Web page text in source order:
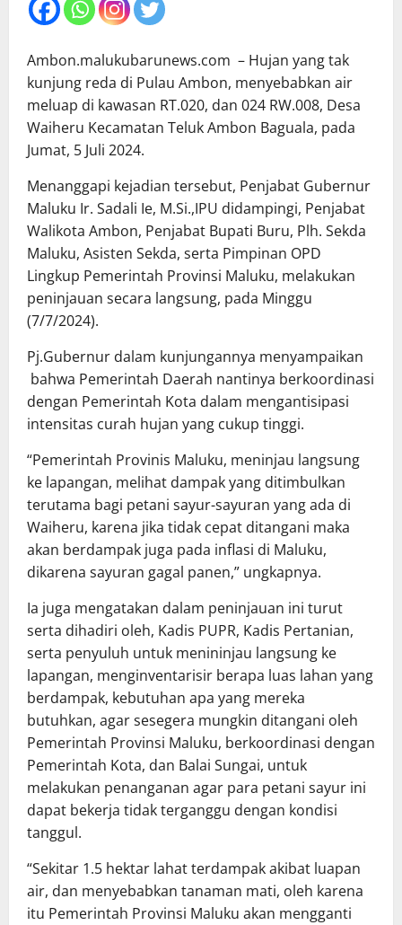
Ambon.malukubarunews.com – Hujan yang tak
kunjung reda di Pulau Ambon, menyebabkan air
meluap di kawasan RT.020, dan 024 RW.008, Desa
Waiheru Kecamatan Teluk Ambon Baguala, pada
Jumat, 5 Juli 2024.
Menanggapi kejadian tersebut, Penjabat Gubernur
Maluku Ir. Sadali Ie, M.Si.,IPU didampingi, Penjabat
Walikota Ambon, Penjabat Bupati Buru, Plh. Sekda
Maluku, Asisten Sekda, serta Pimpinan OPD
Lingkup Pemerintah Provinsi Maluku, melakukan
peninjauan secara langsung, pada Minggu
(7/7/2024).
Pj.Gubernur dalam kunjungannya menyampaikan
bahwa Pemerintah Daerah nantinya berkoordinasi
dengan Pemerintah Kota dalam mengantisipasi
intensitas curah hujan yang cukup tinggi.
“Pemerintah Provinis Maluku, meninjau langsung
ke lapangan, melihat dampak yang ditimbulkan
terutama bagi petani sayur-sayuran yang ada di
Waiheru, karena jika tidak cepat ditangani maka
akan berdampak juga pada inflasi di Maluku,
dikarena sayuran gagal panen,” ungkapnya.
Ia juga mengatakan dalam peninjauan ini turut
serta dihadiri oleh, Kadis PUPR, Kadis Pertanian,
serta penyuluh untuk menininjau langsung ke
lapangan, menginventarisir berapa luas lahan yang
berdampak, kebutuhan apa yang mereka
butuhkan, agar sesegera mungkin ditangani oleh
Pemerintah Provinsi Maluku, berkoordinasi dengan
Pemerintah Kota, dan Balai Sungai, untuk
melakukan penanganan agar para petani sayur ini
dapat bekerja tidak terganggu dengan kondisi
tanggul.
“Sekitar 1.5 hektar lahat terdampak akibat luapan
air, dan menyebabkan tanaman mati, oleh karena
itu Pemerintah Provinsi Maluku akan mengganti